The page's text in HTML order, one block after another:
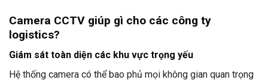
Camera CCTV giúp gì cho các công ty
logistics?
Giám sát toàn diện các khu vực trọng yếu
Hệ thống camera có thể bao phủ mọi không gian quan trọng